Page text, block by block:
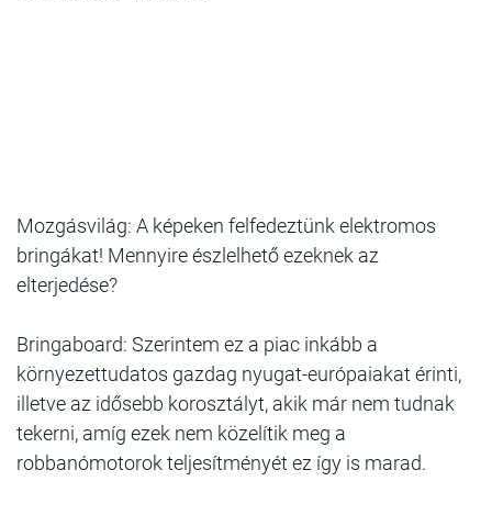
Mozgásvilág: A képeken felfedeztünk elektromos
bringákat! Mennyire észlelhető ezeknek az
elterjedése?
Bringaboard: Szerintem ez a piac inkább a
környezettudatos gazdag nyugat-európaiakat érinti,
illetve az idősebb korosztályt, akik már nem tudnak
tekerni, amíg ezek nem közelítik meg a
robbanómotorok teljesítményét ez így is marad.